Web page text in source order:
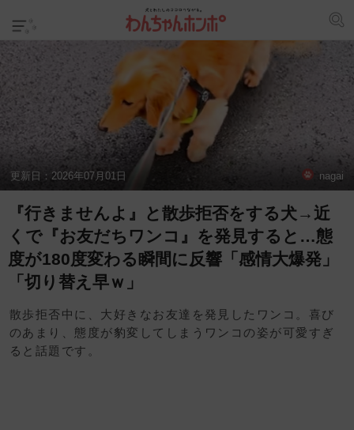
更新日： 2026年07月01日 nagai
『行きませんよ』と散歩拒否をする犬→近
くで『お友だちワンコ』を発見すると…態
度が180度変わる瞬間に反響「感情大爆発」
「切り替え早ｗ」
散歩拒否中に、大好きなお友達を発見したワンコ。喜び
のあまり、態度が豹変してしまうワンコの姿が可愛すぎ
ると話題です。